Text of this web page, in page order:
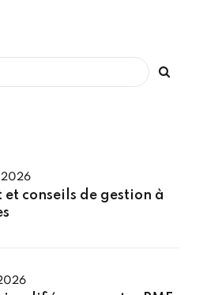
2026
et conseils de gestion à